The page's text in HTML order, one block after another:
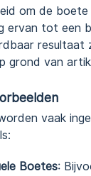
om de
ervan tot een
resultaat
grond van
vaak
Boetes: